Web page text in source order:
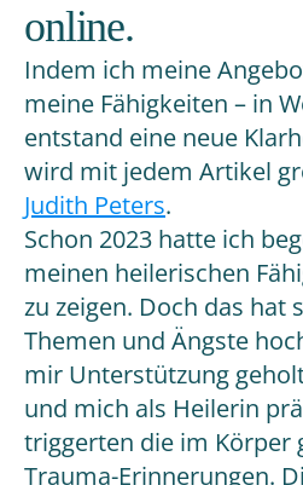
online.
Indem ich meine
meine Fähigkeiten – in
entstand eine neue
wird mit jedem Artikel
Judith Peters.
Schon 2023 hatte ich
meinen heilerischen
zu zeigen. Doch das hat
Themen und Ängste
mir Unterstützung
und mich als Heilerin
triggerten die im Körper
Trauma-Erinnerungen.